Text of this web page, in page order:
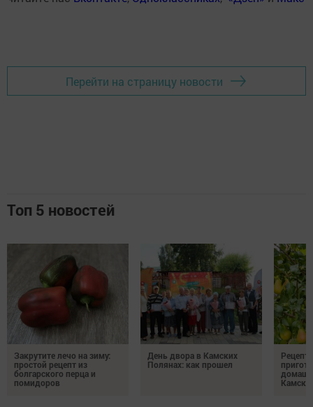
Перейти на страницу новости
Топ 5 новостей
Закрутите лечо на зиму:
простой рецепт из
болгарского перца и
помидоров
День двора в Камских
Полянах: как прошел